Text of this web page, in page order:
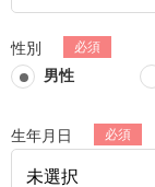
性別
男性
生年月日